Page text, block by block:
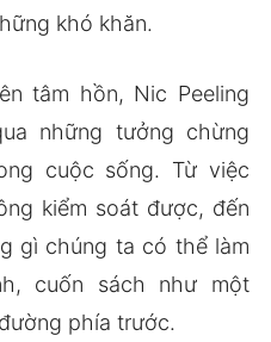
khó khăn.
tâm hồn, Nic Peeling
những tưởng chừng
cuộc sống. Từ việc
kiểm soát được, đến
gì chúng ta có thể làm
cuốn sách như một
phía trước.